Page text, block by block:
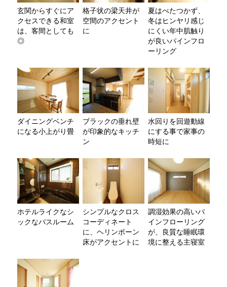
玄関からすぐにア
クセスできる和室
は、客間としても
◎
格子状の梁天井が
空間のアクセント
に
夏はべたつかず、
冬はヒンヤリ感じ
にくい年中肌触り
が良いパインフロ
ーリング
ダイニングベンチ
になる小上がり畳
ブラックの垂れ壁
が印象的なキッチ
ン
水回りを回遊動線
にする事で家事の
時短に
ホテルライクなシ
ックなバスルーム
シンプルなクロス
コーディネート
に、ヘリンボーン
床がアクセントに
調湿効果の高いパ
インフローリング
が、良質な睡眠環
境に整える主寝室